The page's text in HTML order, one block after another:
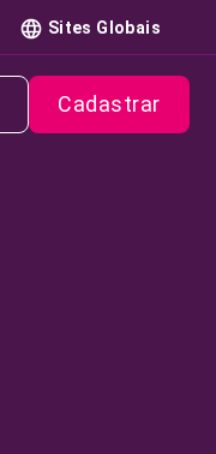
Sites Globais
Cadastrar